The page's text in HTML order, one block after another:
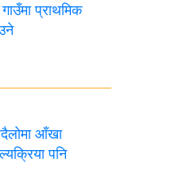
प्राथमिक
आँखा
पनि